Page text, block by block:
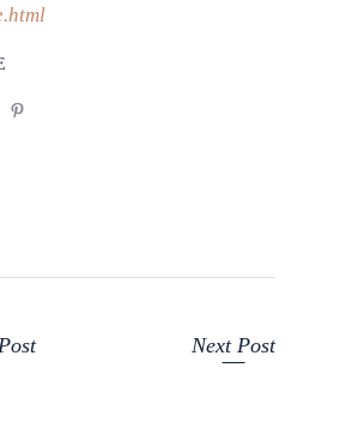
Next Post